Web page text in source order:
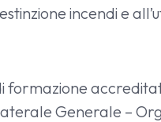
incendi e
formazione
Generale –